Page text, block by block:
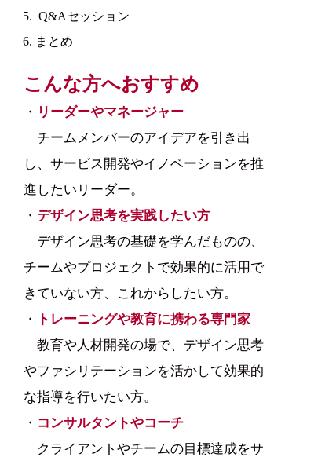
Q&Aセッション
まとめ
こんな方へおすすめ
・ リーダーやマネージャー
チームメンバーのアイデアを引き出
し、サービス開発やイノベーションを推
進したいリーダー。
・ デザイン思考を実践したい方
デザイン思考の基礎を学んだものの、
チームやプロジェクトで効果的に活用で
きていない方、これからしたい方。
・
トレーニングや教育に携わる専門家
教育や人材開発の場で、デザイン思考
やファシリテーションを活かして効果的
な指導を行いたい方。
・ コンサルタントやコーチ
クライアントやチームの目標達成をサ